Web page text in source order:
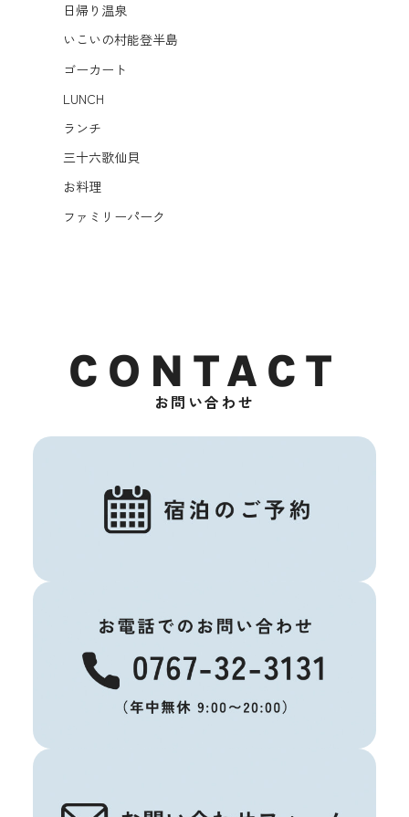
日帰り温泉
いこいの村能登半島
ゴーカート
LUNCH
ランチ
三十六歌仙貝
お料理
ファミリーパーク
CONTACT
お問い合わせ